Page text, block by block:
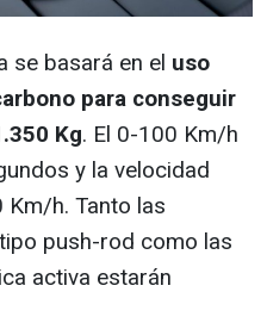
se basará en el uso
para conseguir
Kg. El 0-100 Km/h
y la velocidad
Km/h. Tanto las
push-rod como las
activa estarán